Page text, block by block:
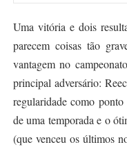
Uma vitória e dois
parecem coisas tão
vantagem no
principal adversário:
regularidade como
de uma temporada e o
(que venceu os últimos